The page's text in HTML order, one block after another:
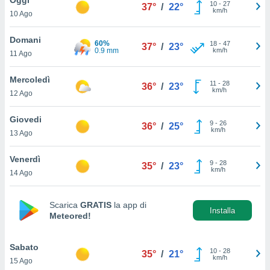
è
al sito
di
ci
di
il
un
la
nella
10 Ago
37° / 22° 10- 27
km/h
Domani
11 Ago
60%
0.9 mm
37° / 23° 18- 47
km/h
Mercoledì
12 Ago
36° / 23° 11 - 28
km/h
Giovedi
13 Ago
36° / 25° 9- 26
km/h
Venerdì
14 Ago
35° / 23° 9- 28
km/h
Scarica GRATIS la app di
Meteored!
Installa
Sabato
15 Ago
35° / 21° 10- 28
km/h